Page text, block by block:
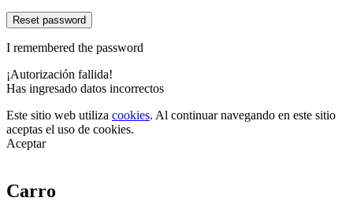
Reset password
I remembered the password
¡Autorización fallida!
Has ingresado datos incorrectos
Este sitio web utiliza cookies. Al continuar navegando en este sitio
aceptas el uso de cookies.
Aceptar
Carro